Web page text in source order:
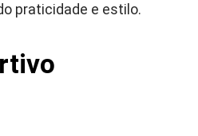
praticidade e estilo.